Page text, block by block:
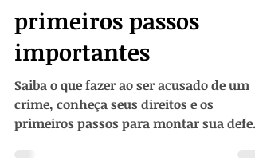
O que fazer ao ser
acusado de um crime:
primeiros passos
importantes